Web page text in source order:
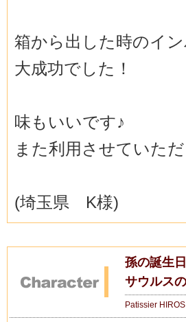
箱から出した時のイ
大成功でした！
味もいいです♪
また利用させていた
(埼玉県 K様)
孫の誕生
サウルス
Patissier